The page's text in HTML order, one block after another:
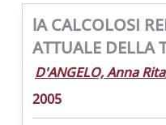
lA CALCOLOSI
ATTUALE DELLA
D'ANGELO, Anna Rita
2005